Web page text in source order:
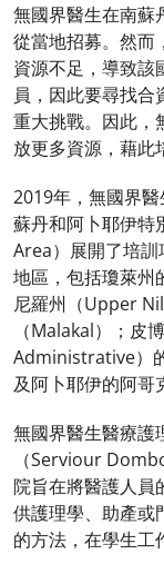
無國界醫生在南蘇
從當地招募。然而
資源不足，導致該
員，因此要尋找
重大挑戰。因此，
放更多資源，藉此
2019年，無國界
蘇丹和阿卜耶伊
Area）展開了培
地區，包括瓊萊州
尼羅州（Upper
（Malakal）；皮
Administrative）
及阿卜耶伊的阿哥
無國界醫生醫療護
（Serviour
院旨在將醫護人員
供護理學、助產或
的方法，在學生工